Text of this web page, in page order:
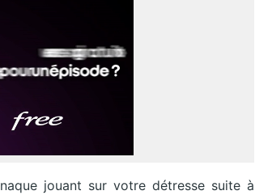
jouant sur votre détresse suite à